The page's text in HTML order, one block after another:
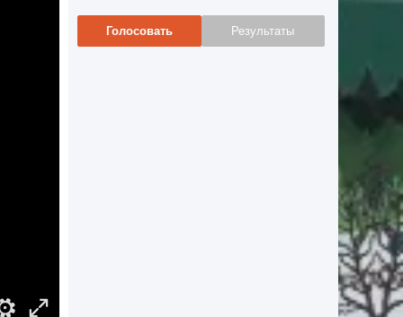
Голосовать Результаты